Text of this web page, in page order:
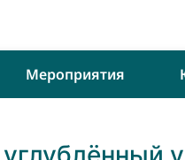
Мероприятия